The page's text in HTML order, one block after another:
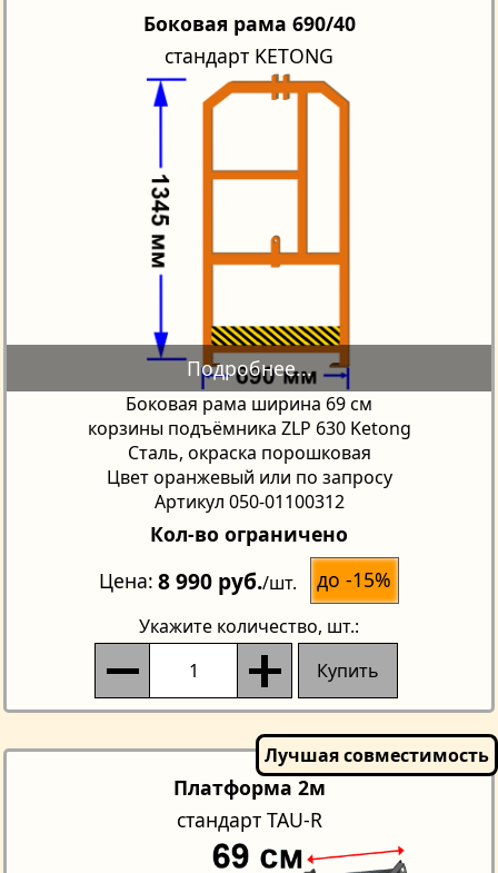
Боковая рама 690/40
стандарт KETONG
Боковая рама ширина 69 см
корзины подъёмника ZLP 630 Ketong
Сталь, окраска порошковая
Цвет оранжевый или по запросу
Артикул 050-01100312
Кол-во ограничено
Цена 8 990 руб./шт. до -15%
Укажите количество, шт.:
Купить
Платформа 2м
стандарт TAU-R